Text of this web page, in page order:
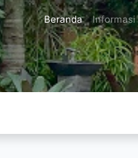
Beranda Informasi